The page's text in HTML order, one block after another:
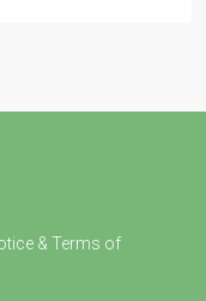
& Terms of